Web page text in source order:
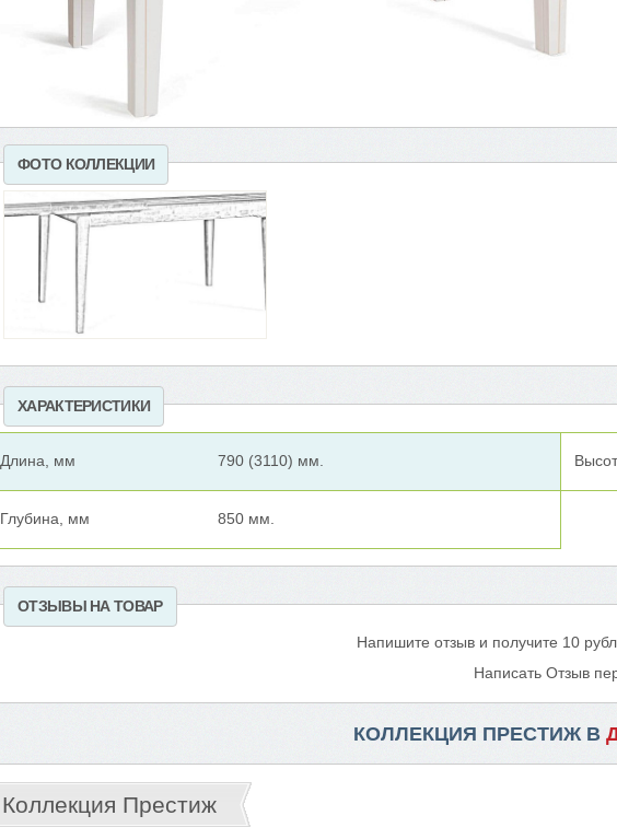
ФОТО КОЛЛЕКЦИИ
ХАРАКТЕРИСТИКИ
Длина, мм 790 (3110) мм.
Глубина, мм 850 мм.
ОТЗЫВЫ НА ТОВАР
Напишите отзыв и получите 10
Написать Отзыв
КОЛЛЕКЦИЯ ПРЕСТИЖ В
Коллекция Престиж